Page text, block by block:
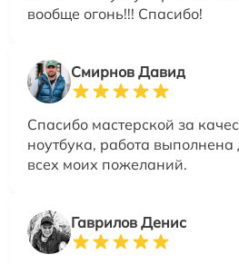
вообще огонь!!! Спасибо!
Смирнов Давид
Спасибо мастерской за
ноутбука, работа выполнена
всех моих пожеланий.
Гаврилов Денис